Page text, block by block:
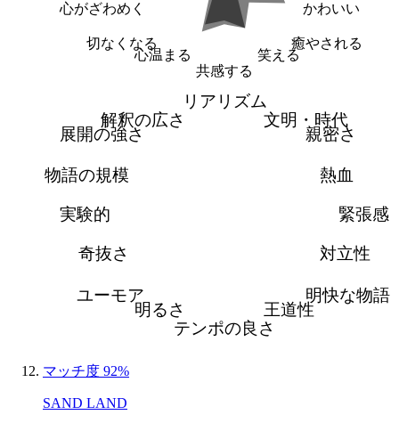
かわいい
癒やされる
笑える
共感する
心温まる
切なくなる
心がざわめく
リアリズム
文明・時代
親密さ
熱血
緊張感
対立性
明快な物語
王道性
テンポの良さ
明るさ
ユーモア
奇抜さ
実験的
物語の規模
展開の強さ
解釈の広さ
マッチ度 92%
SAND LAND